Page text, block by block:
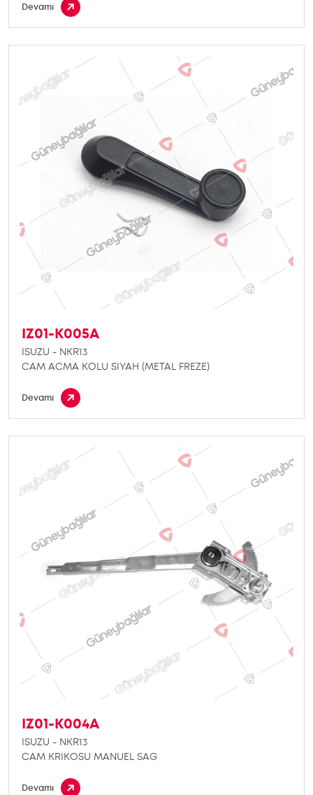
Devamı
IZ01-K005A
ISUZU - NKR13
CAM ACMA KOLU SIYAH (METAL FREZE)
Devamı
IZ01-K004A
ISUZU - NKR13
CAM KRIKOSU MANUEL SAG
Devamı